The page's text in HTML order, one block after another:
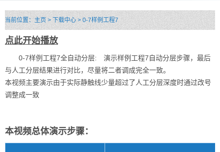
当前位置： 主页 > 下载中心>0-7样例工程7
点此开始播放
0-7样例工程7全自动分层: 演示样例工程7自动分层步骤，最后
与人工分层结果进行对比，尽量将二者调成完全一致。
本视频主要演示由于实际静触线少量超过了人工分层深度时通过改号
调整成一致
本视频总体演示步骤：